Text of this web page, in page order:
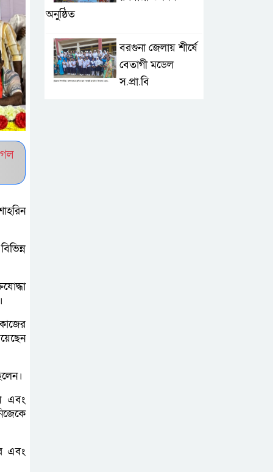
এবং
এবং
অনুষ্ঠিত
বরগুনা জেলায় শীর্ষে
বেতাগী মডেল
স.প্রা.বি